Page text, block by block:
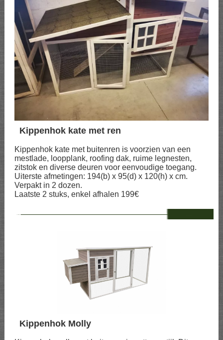
Kippenhok kate met ren
Kippenhok kate met buitenren is voorzien van een
mestlade, loopplank, roofing dak, ruime legnesten,
zitstok en diverse deuren voor eenvoudige toegang.
Uiterste afmetingen: 194(b) x 95(d) x 120(h) x cm.
Verpakt in 2 dozen.
Laatste 2 stuks, enkel afhalen 199€
--
Kippenhok Molly